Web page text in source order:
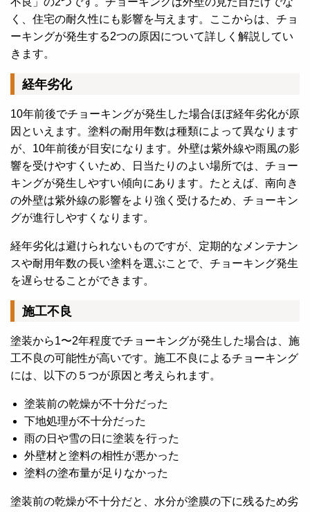
く、住宅の耐久性にも影響を与えます。ここからは、チョ
ーキングが発生する2つの原因について詳しく解説してい
きます。
経年劣化
10年前後でチョーキングが発生した場合ほぼ経年劣化が原
因といえます。塗料の耐用年数は種類によって異なります
が、10年前後が目安になります。外壁は紫外線や雨風の影
響を受けやすくいため、
日当たりのよい場所では、チョー
キングが発生しやすい傾向にあります。たとえば、南向き
の外壁は紫外線の影響をより強く受けるため、チョーキン
グが進行しやすくなります。
経年劣化は避けられないものですが、定期的なメンテナン
スや耐用年数の長い塗料を選ぶことで、チョーキング発生
を遅らせることができます。
施工不良
塗装から1〜2年程度でチョーキングが発生した場合は、施
工不良の可能性が高いです。 施工不良によるチョーキング
には、以下の５つが原因と考えられます。
塗装前の乾燥が不十分だった
下地処理が不十分だった
雨の日や雪の日に塗装を行った
外壁材と塗料の相性が悪かった
塗料の塗布量が足りなかった
塗装前の乾燥が不十分だと、水分が塗膜の下に残るため劣